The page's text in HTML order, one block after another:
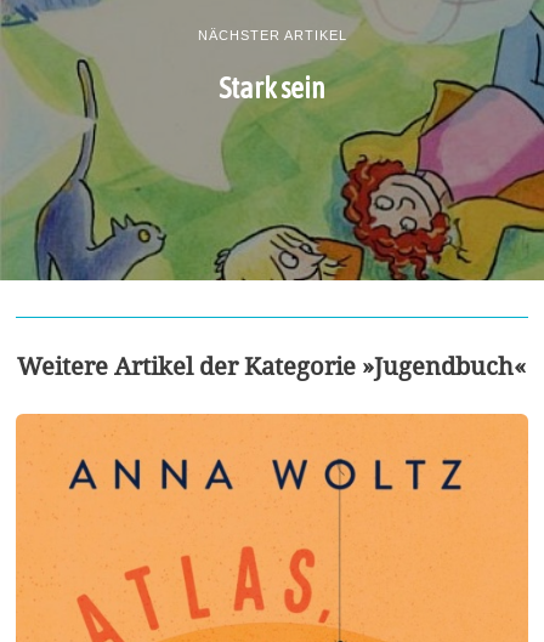
NÄCHSTER ARTIKEL
Stark sein
Weitere Artikel der Kategorie »Jugendbuch«